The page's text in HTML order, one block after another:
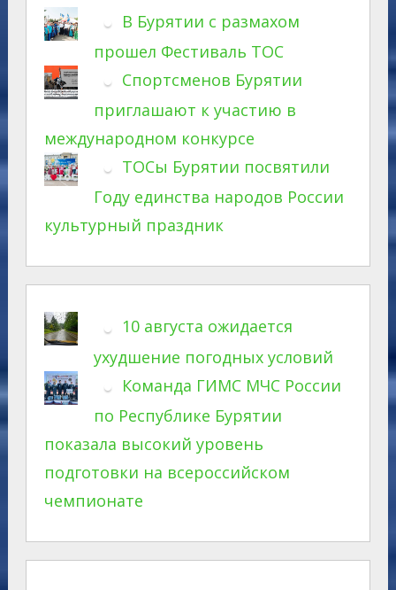
В Бурятии с размахом
прошел Фестиваль ТОС
Спортсменов Бурятии
приглашают к участию в
международном конкурсе
ТОСы Бурятии посвятили
Году единства народов России
культурный праздник
10 августа ожидается
ухудшение погодных условий
Команда ГИМС МЧС России
по Республике Бурятии
показала высокий уровень
подготовки на всероссийском
чемпионате